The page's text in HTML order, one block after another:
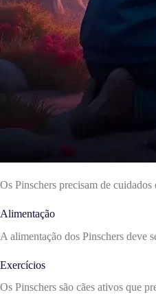
Os Pinschers precisam de
Alimentação
A alimentação dos Pinschers deve
Exercícios
Os Pinschers são cães ativos que